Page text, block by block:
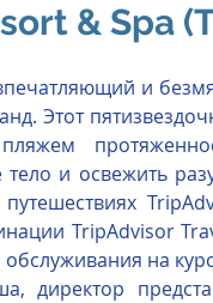
Douro Valley, Portugal
Seychelles Six
Insights
& Spa
и
Этот
тело и освежить
TripAdvisor
обслуживания на